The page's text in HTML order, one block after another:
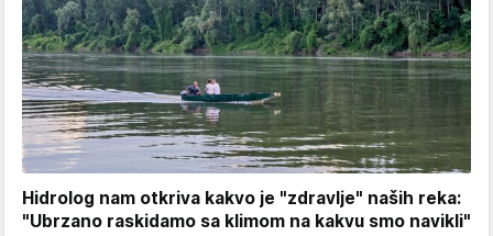
Hidrolog nam otkriva kakvo je "zdravlje" naših reka:
"Ubrzano raskidamo sa klimom na kakvu smo navikli"